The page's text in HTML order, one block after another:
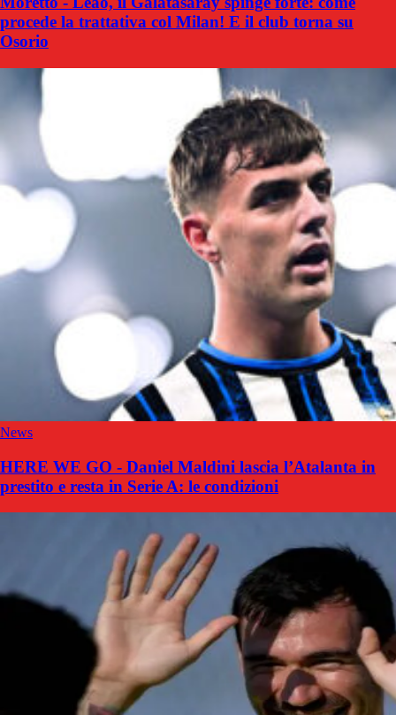
procede la trattativa col Milan! E il club torna su
Osorio
News
HERE WE GO - Daniel Maldini lascia l’Atalanta in
prestito e resta in Serie A: le condizioni